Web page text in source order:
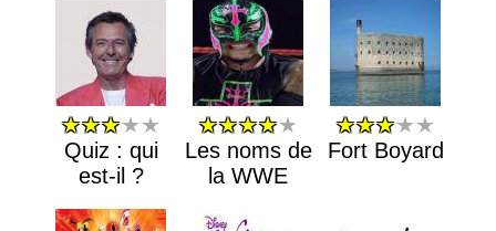
★★★★★
Quiz : qui
est-il ?
★★★★★
Les noms de
la WWE
★★★★★
Fort Boyard